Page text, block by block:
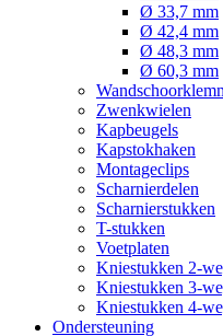
Ø 33,7 mm
Ø 42,4 mm
Ø 48,3 mm
Ø 60,3 mm
Zwenkwielen
Kapbeugels
Kapstokhaken
Montageclips
Scharnierdelen
Scharnierstukken
T-stukken
Voetplaten
Kniestukken 2-
Kniestukken 3-
Kniestukken 4-
Ondersteuning